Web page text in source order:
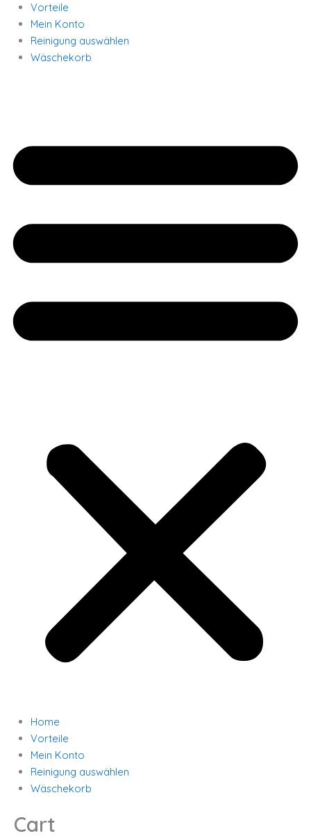
Vorteile
Mein Konto
Reinigung auswählen
Wäschekorb
Home
Vorteile
Mein Konto
Reinigung auswählen
Wäschekorb
Cart